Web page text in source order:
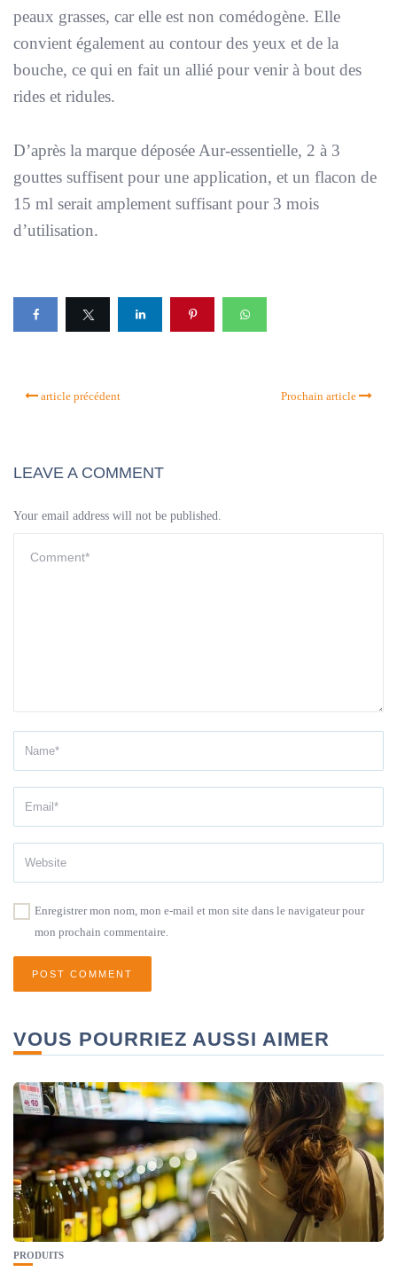
peaux grasses, car elle est non comédogène. Elle
convient également au contour des yeux et de la
bouche, ce qui en fait un allié pour venir à bout des
rides et ridules.
D’après la marque déposée Aur-essentielle, 2 à 3
gouttes suffisent pour une application, et un flacon de
15 ml serait amplement suffisant pour 3 mois
d’utilisation.
article précédent Prochain article
LEAVE A COMMENT
Your email address will not be published.
Enregistrer mon nom, mon e-mail et mon site dans le navigateur pour
mon prochain commentaire.
VOUS POURRIEZ AUSSI AIMER
PRODUITS